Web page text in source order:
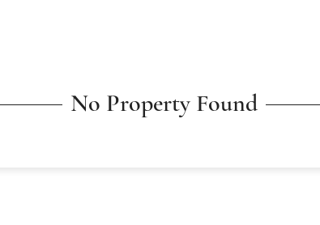
No Property Found